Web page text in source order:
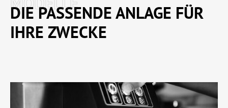
DIE PASSENDE ANLAGE FÜR
IHRE ZWECKE